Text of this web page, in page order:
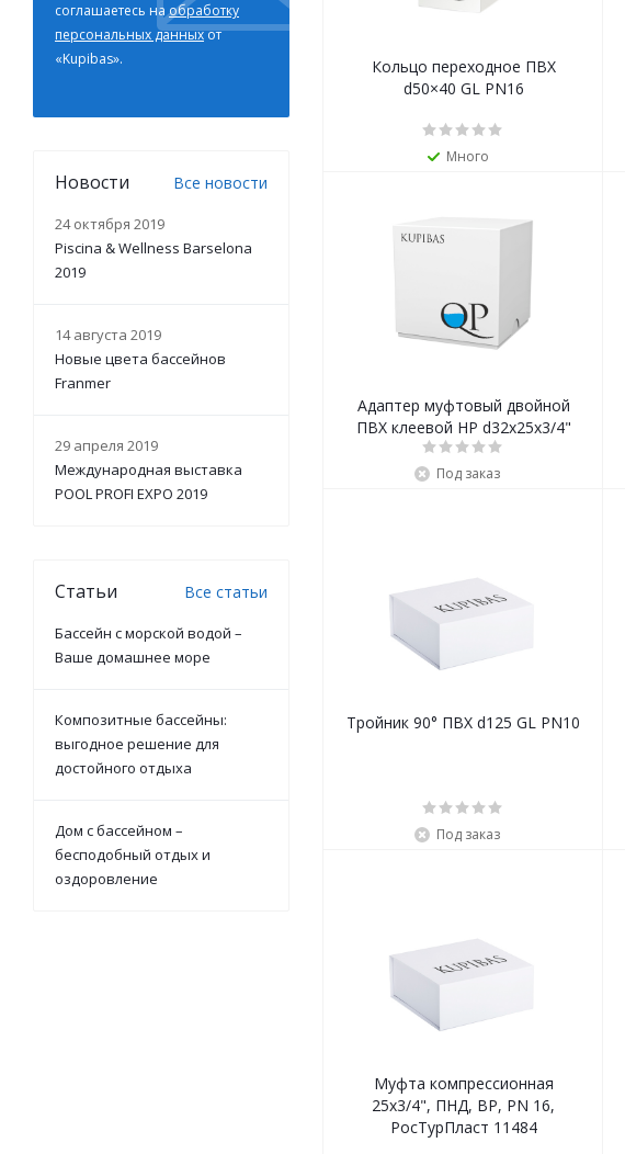
Кольцо переходное ПВХ
d50×40 GL PN16
Много
Адаптер муфтовый двойной
ПВХ клеевой НР d32х25х3/4"
GL
Под заказ
Тройник 90° ПВХ d125 GL PN10
Под заказ
Муфта компрессионная
25х3/4", ПНД, ВР, PN 16,
РосТурПласт 11484
соглашаетесь наобработку
персональных данныхот
«Kupibas».
Новости Все новости
24 октября 2019
Piscina & Wellness Barselona
2019
14 августа 2019
Новые цвета бассейнов
Franmer
29 апреля 2019
Международная выставка
POOL PROFI EXPO 2019
Статьи Все статьи
Бассейн с морской водой –
Ваше домашнее море
Композитные бассейны:
выгодное решение для
достойного отдыха
Дом с бассейном –
бесподобный отдых и
оздоровление